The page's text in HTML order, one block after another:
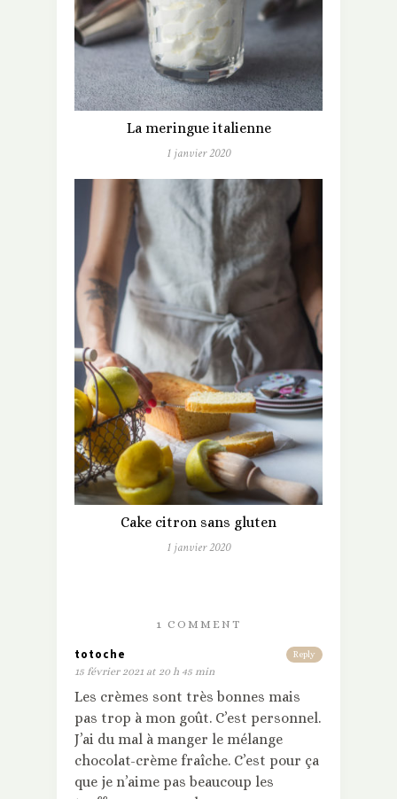
La meringue italienne
1 janvier 2020
Cake citron sans gluten
1 janvier 2020
1 COMMENT
Reply
totoche
15 février 2021 at 20 h 45 min
Les crèmes sont très bonnes mais
pas trop à mon goût. C’est personnel.
J’ai du mal à manger le mélange
chocolat-crème fraîche. C’est pour ça
que je n’aime pas beaucoup les